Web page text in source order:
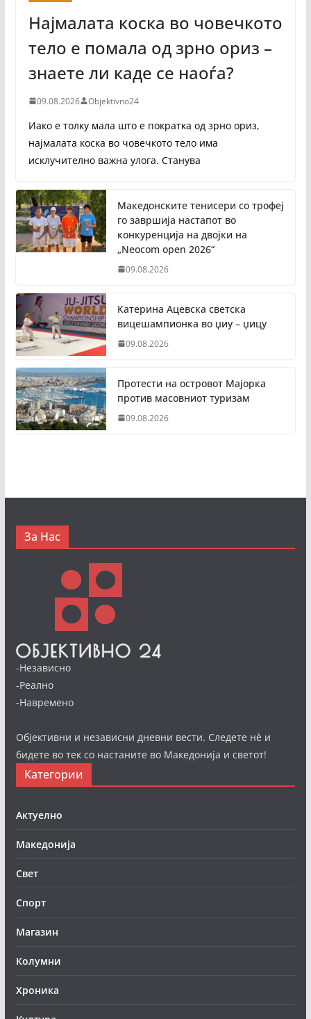
Најмалата коска во човечкото
тело е помала од зрно ориз –
знаете ли каде се наоѓа?
09.08.2026 Objektivno24
Иако е толку мала што е пократка од зрно ориз,
најмалата коска во човечкото тело има
исклучително важна улога. Станува
Македонските тенисери со трофеј
го завршија настапот во
конкуренција на двојки на
„Neocom open 2026“
09.08.2026
Катерина Ацевска светска
вицешампионка во џиу – џицу
09.08.2026
Протести на островот Мајорка
против масовниот туризам
09.08.2026
За Нас
-Независно
-Реално
-Навремено
Објективни и независни дневни вести. Следете нè и
бидете во тек со настаните во Македонија и светот!
Категории
Актуелно
Македонија
Свет
Спорт
Магазин
Колумни
Хроника